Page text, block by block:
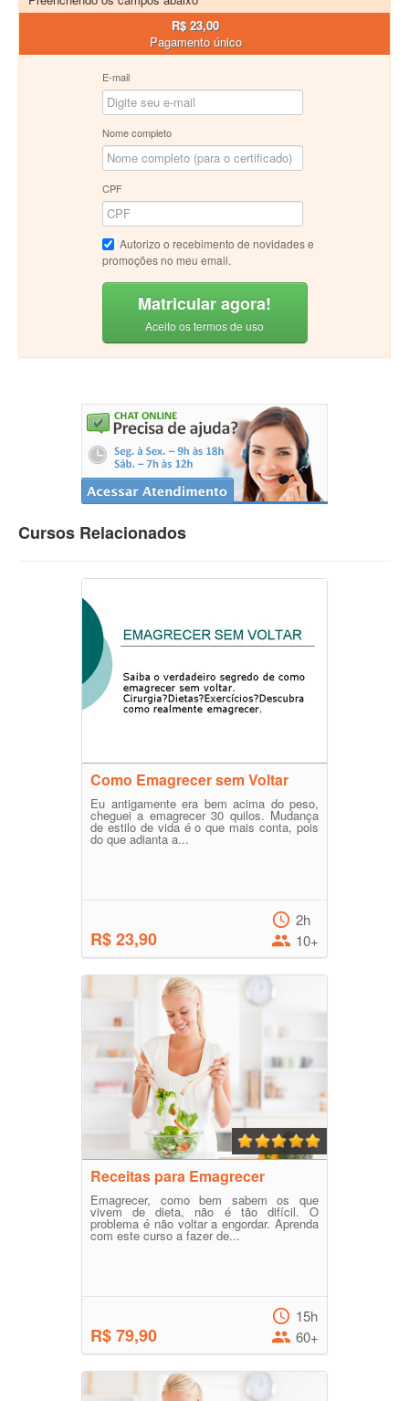
R$ 23,00
Pagamento único
E-mail
Nome completo
CPF
Autorizo o recebimento de novidades e
promoções no meu email.
Matricular agora!
Aceito os termos de uso
Cursos Relacionados
Como Emagrecer sem Voltar
Eu antigamente era bem acima do peso,
cheguei a emagrecer 30 quilos. Mudança
de estilo de vida é o que mais conta, pois
do que adianta a...
R$ 23,90
2h
10+
Receitas para Emagrecer
Emagrecer, como bem sabem os que
vivem de dieta, não é tão difícil. O
problema é não voltar a engordar. Aprenda
com este curso a fazer de...
R$ 79,90
15h
60+